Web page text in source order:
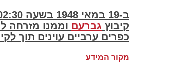
קיבוץ גברעם וממנו מזרחה
כפרים ערביים עוינים תוך
מקור המידע